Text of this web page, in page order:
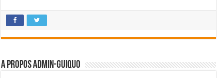
A propos admin-guiquo